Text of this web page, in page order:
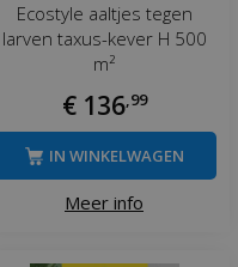
Ecostyle aaltjes tegen
larven taxus-kever H 500
m²
€ 136,99
Meer info
IN WINKELWAGEN